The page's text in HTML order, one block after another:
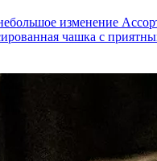
изменение
чашка с